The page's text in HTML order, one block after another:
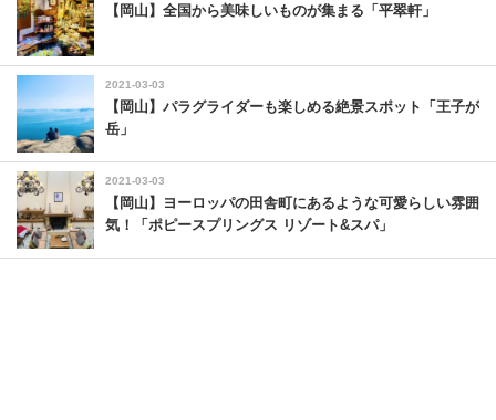
【岡山】全国から美味しいものが集まる「平翠軒」
2021-03-03
【岡山】パラグライダーも楽しめる絶景スポット「王子が
岳」
2021-03-03
【岡山】ヨーロッパの田舎町にあるような可愛らしい雰囲
気！「ポピースプリングス リゾート&スパ」